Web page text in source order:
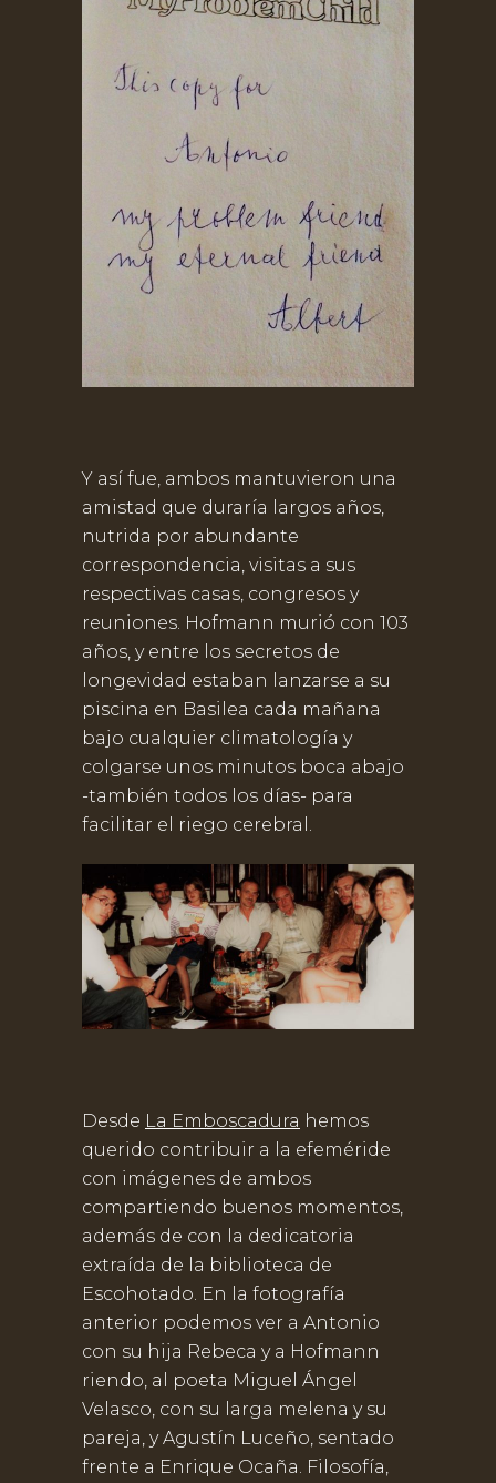
Y así fue, ambos mantuvieron una
amistad que duraría largos años,
nutrida por abundante
correspondencia, visitas a sus
respectivas casas, congresos y
reuniones. Hofmann murió con 103
años, y entre los secretos de
longevidad estaban lanzarse a su
piscina en Basilea cada mañana
bajo cualquier climatología y
colgarse unos minutos boca abajo
-también todos los días- para
facilitar el riego cerebral.
Desde La Emboscadura hemos
querido contribuir a la efeméride
con imágenes de ambos
compartiendo buenos momentos,
además de con la dedicatoria
extraída de la biblioteca de
Escohotado. En la fotografía
anterior podemos ver a Antonio
con su hija Rebeca y a Hofmann
riendo, al poeta Miguel Ángel
Velasco, con su larga melena y su
pareja, y Agustín Luceño, sentado
frente a Enrique Ocaña. Filosofía,